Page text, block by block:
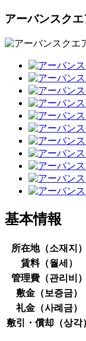
アーバンスク
基本情報
所在地（소재지 ）
賃料（월세 ）
管理費（관리비 ）
敷金（보증금）
礼金（사례금）
敷引・償却（상각